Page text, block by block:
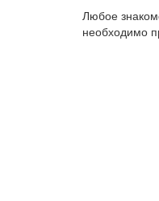
Любое
необходимо